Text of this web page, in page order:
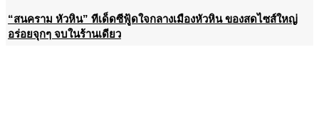
“สนคราม หัวหิน” ทีเด็ดซีฟู้ดใจกลางเมืองหัวหิน ของสดไซส์ใหญ่
อร่อยจุกๆ จบในร้านเดียว